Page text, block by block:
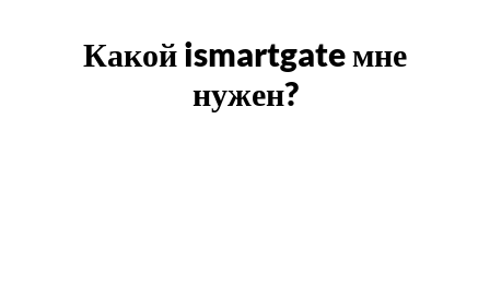
Какой ismartgate мне
нужен?